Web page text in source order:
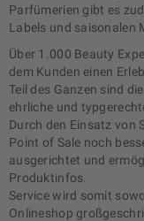
Parfümerien gibt es
Labels und saisonalen
Über 1.000 Beauty
dem Kunden einen
Teil des Ganzen sind
ehrliche und
Durch den Einsatz von
Point of Sale noch
ausgerichtet und
Produktinfos.
Service wird somit
Onlineshop